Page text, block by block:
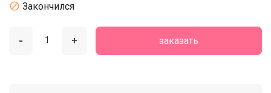
 Закончился
- + заказать